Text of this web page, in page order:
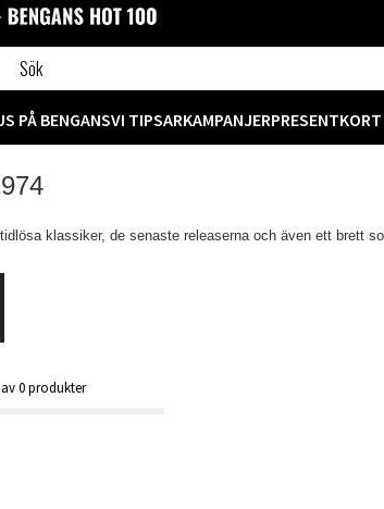
PÅ BENGANSVI TIPSARKAMPANJERPRESENTKORT
klassiker, de senaste releaserna och även ett brett
av0produkter